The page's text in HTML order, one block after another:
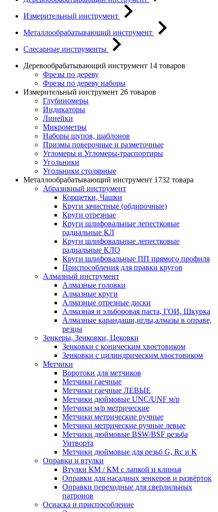
Измерительный инструмент
Металлообрабатывающий инструмент
Слесарные инструменты
Деревообрабатывающий инструмент 14 товаров
Фрезы по дереву
Фрезы по дереву наборы
Измерительный инструмент 26 товаров
Глубиномеры
Индикаторы
Линейки
Микрометры
Наборы щупов, шаблонов
Призмы поверочные и разметочные
Угломеры и Угломеры-траспортиры
Угольники
Угольники столярные
Металлообрабатывающий инструмент 1732 товара
Абразивный инструмент
Корщетки, Чашки
Круги зачистные (обдирочные)
Круги отрезные
Круги шлифовальные лепестковые
радиальные КЛ
Круги шлифовальные лепестковые
радиальные КЛО
Круги шлифовальные ПП прямого профиля
Приспособления для правки кругов
Алмазный инструмент
Алмазные головки
Алмазные круги
Алмазные отрезные диски
Алмазная и эльборовая паста, ГОИ, Шкурка
Алмазные карандаши,иглы,алмазы в оправе,
резцы
Зенкеры, Зенковки, Цековки
Зенковки с коническим хвостовиком
Зенковки с цилиндрическим хвостовиком
Метчики
Воротоки для метчиков
Метчики гаечные
Метчики гаечные ЛЕВЫЕ
Метчики дюймовые UNC/UNF м/р
Метчики м/р метрические
Метчики метрические ручные
Метчики метрические ручные левые
Метчики дюймовые BSW/BSF резьба
Уитворта
Метчики дюймовые для резьб G, Rc и K
Оправки и втулки
Втулки КМ / КМ с лапкой и клинья
Оправки для насадных зенкеров и развёрток
Оправки переходные для сверлильных
патронов
Оснаска и приспособление